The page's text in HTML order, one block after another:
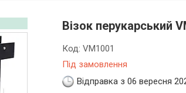
Візок перукарський
Під замовлення
Код:VM1001
Відправка з 06 вересня